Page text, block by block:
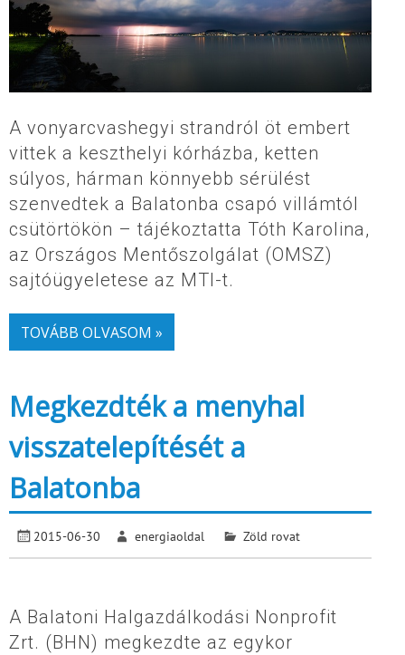
A vonyarcvashegyi strandról öt embert
vittek a keszthelyi kórházba, ketten
súlyos, hárman könnyebb sérülést
szenvedtek a Balatonba csapó villámtól
csütörtökön – tájékoztatta Tóth Karolina,
az Országos Mentőszolgálat (OMSZ)
sajtóügyeletese az MTI-t.
TOVÁBB OLVASOM »
Megkezdték a menyhal
visszatelepítését a
Balatonba
2015-06-30 energiaoldal Zöld rovat
A Balatoni Halgazdálkodási Nonprofit
Zrt. (BHN) megkezdte az egykor